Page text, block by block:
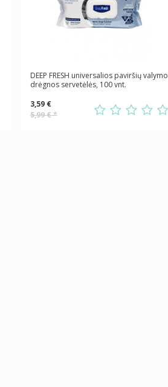
DEEP FRESH universalios paviršių valymo
drėgnos servetėlės, 100 vnt.
3,59 €
5,99 €*